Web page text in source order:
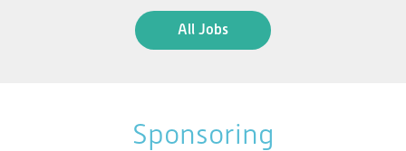
All Jobs
Sponsoring